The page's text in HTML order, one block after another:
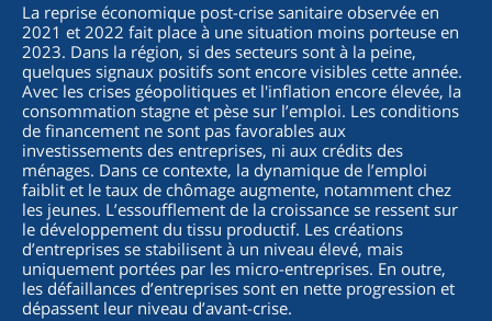
La reprise économique post-crise sanitaire observée en
2021 et 2022 fait place à une situation moins porteuse en
2023. Dans la région, si des secteurs sont à la peine,
quelques signaux positifs sont encore visibles cette année.
Avec les crises géopolitiques et l'inflation encore élevée, la
consommation stagne et pèse sur l’emploi. Les conditions
de financement ne sont pas favorables aux
investissements des entreprises, ni aux crédits des
ménages. Dans ce contexte, la dynamique de l’emploi
faiblit et le taux de chômage augmente, notamment chez
les jeunes. L’essoufflement de la croissance se ressent sur
le développement du tissu productif. Les créations
d’entreprises se stabilisent à un niveau élevé, mais
uniquement portées par les micro-entreprises. En outre,
les défaillances d’entreprises sont en nette progression et
dépassent leur niveau d’avant-crise.